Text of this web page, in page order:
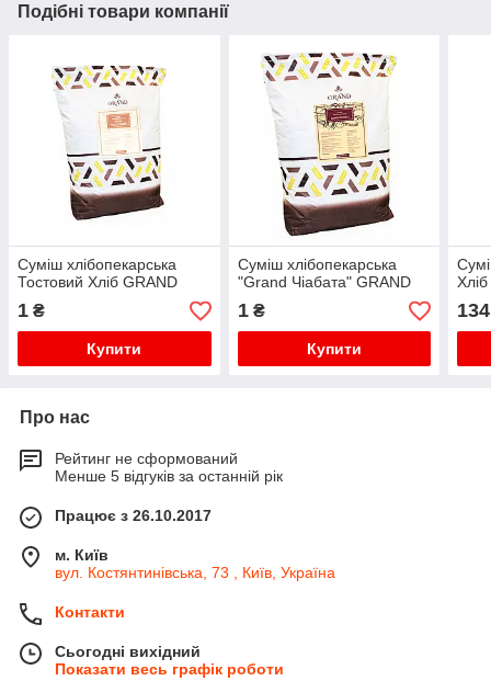
Подібні товари компанії
Суміш хлібопекарська
Тостовий Хліб GRAND
1 ₴
Купити
Суміш хлібопекарська
"Grand Чіабата" GRAND
1₴
Купити
134
Про нас
Рейтинг не сформований
Менше 5 відгуків за останній рік
Працює з 26.10.2017
м. Київ
вул. Костянтинівська, 73 , Київ, Україна
Контакти
Сьогодні вихідний
Показати весь графік роботи